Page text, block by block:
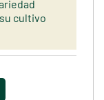
cultivo